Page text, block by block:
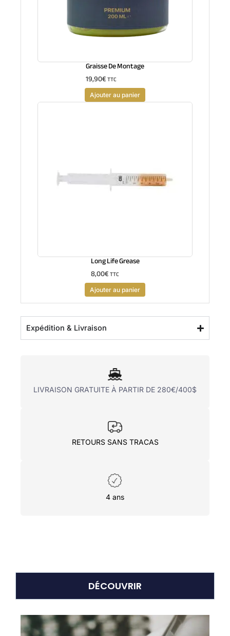
Graisse De Montage
19,90€TTC
Ajouter au panier
Long Life Grease
8,00€TTC
Ajouter au panier
Expédition & Livraison
LIVRAISON GRATUITE À PARTIR DE 280€/400$
RETOURS SANS TRACAS
4 ans
DÉCOUVRIR